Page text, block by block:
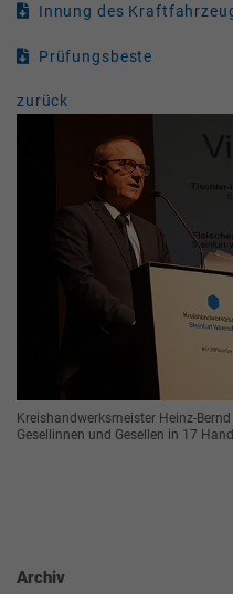
Innung des
Prüfungsbeste
zurück
Kreishandwerksmeister Heinz-
Gesellinnen und Gesellen in 17
Archiv